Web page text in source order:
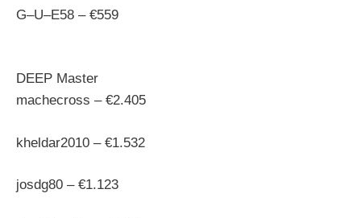
G–U–E58 – €559
DEEP Master
machecross – €2.405
kheldar2010 – €1.532
josdg80 – €1.123